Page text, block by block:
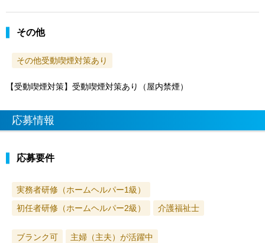
その他
その他受動喫煙対策あり
【受動喫煙対策】受動喫煙対策あり（屋内禁煙）
応募情報
応募要件
実務者研修（ホームヘルパー1級）
初任者研修（ホームヘルパー2級）
介護福祉士
ブランク可 主婦（主夫）が活躍中